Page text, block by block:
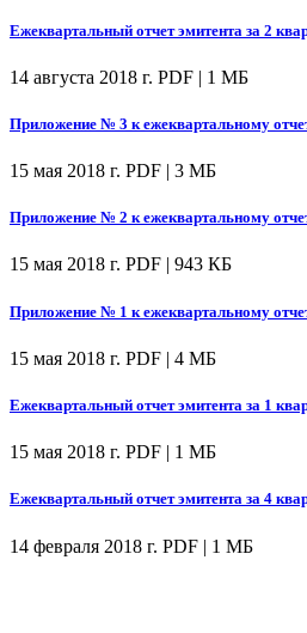
Ежеквартальный отчет эмитента за 2
14 августа 2018 г. PDF | 1 МБ
Приложение № 3 к ежеквартальному
15 мая 2018 г. PDF | 3 МБ
Приложение № 2 к ежеквартальному
15 мая 2018 г. PDF | 943 КБ
Приложение № 1 к ежеквартальному
15 мая 2018 г. PDF | 4 МБ
Ежеквартальный отчет эмитента за 1
15 мая 2018 г. PDF | 1 МБ
Ежеквартальный отчет эмитента за 4
14 февраля 2018 г. PDF | 1 МБ